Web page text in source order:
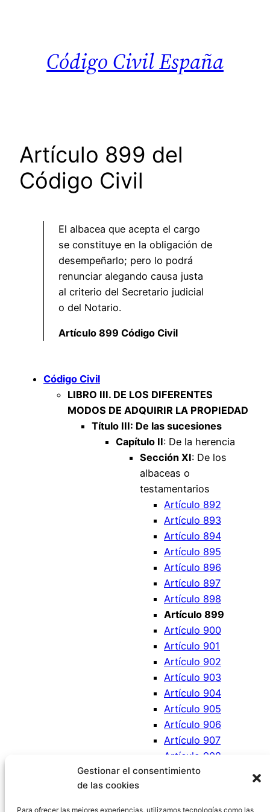
Gestionar el consentimiento
de las cookies
Para ofrecer las mejores experiencias, utilizamos tecnologías como las
Código Civil España
Artículo 899 del
Código Civil
El albacea que acepta el cargo
se constituye en la obligación de
desempeñarlo; pero lo podrá
renunciar alegando causa justa
al criterio del Secretario judicial
o del Notario.
Artículo 899 Código Civil
Código Civil
LIBRO III. DE LOS DIFERENTES
MODOS DE ADQUIRIR LA PROPIEDAD
Título III: De las sucesiones
Capítulo II: De la herencia
Sección XI: De los
albaceas o
testamentarios
Artículo 892
Artículo 893
Artículo 894
Artículo 895
Artículo 896
Artículo 897
Artículo 898
Artículo 899
Artículo 900
Artículo 901
Artículo 902
Artículo 903
Artículo 904
Artículo 905
Artículo 906
Artículo 907
Artículo 908
Artículo 909